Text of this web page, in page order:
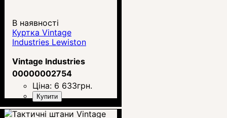
В наявності
Куртка Vintage
Industries Lewiston
Vintage Industries
00000002754
Ціна: 6 633грн.
Купити